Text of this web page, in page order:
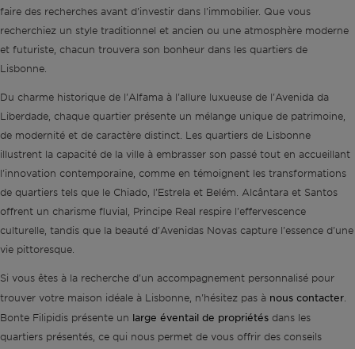
faire des recherches avant d'investir dans l'immobilier. Que vous
recherchiez un style traditionnel et ancien ou une atmosphère moderne
et futuriste, chacun trouvera son bonheur dans les quartiers de
Lisbonne.
Du charme historique de l'Alfama à l'allure luxueuse de l'Avenida da
Liberdade, chaque quartier présente un mélange unique de patrimoine,
de modernité et de caractère distinct. Les quartiers de Lisbonne
illustrent la capacité de la ville à embrasser son passé tout en accueillant
l'innovation contemporaine, comme en témoignent les transformations
de quartiers tels que le Chiado, l'Estrela et Belém. Alcântara et Santos
offrent un charisme fluvial, Principe Real respire l'effervescence
culturelle, tandis que la beauté d'Avenidas Novas capture l'essence d'une
vie pittoresque.
Si vous êtes à la recherche d'un accompagnement personnalisé pour
trouver votre maison idéale à Lisbonne, n'hésitez pas à nous contacter.
Bonte Filipidis présente un large éventail de propriétés dans les
quartiers présentés, ce qui nous permet de vous offrir des conseils